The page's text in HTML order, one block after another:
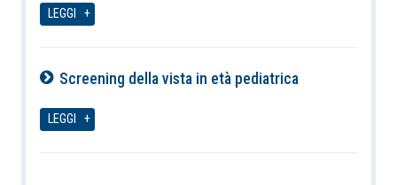
LEGGI
Screening della vista in età pediatrica
LEGGI